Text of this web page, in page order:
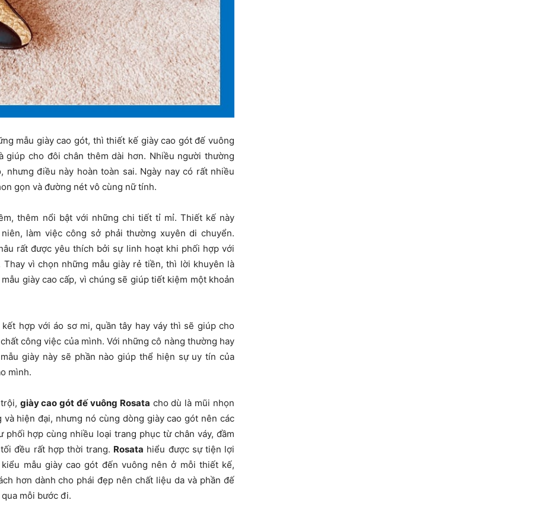
mẫu giày cao gót, thì thiết kế giày cao gót đế vuông
cho đôi chân thêm dài hơn. Nhiều người thường
điều này hoàn toàn sai. Ngày nay có rất nhiều
gọn và đường nét vô cùng nữ tính.
thêm nổi bật với những chi tiết tỉ mỉ. Thiết kế này
làm việc công sở phải thường xuyên di chuyển.
rất được yêu thích bởi sự linh hoạt khi phối hợp với
vì chọn những mẫu giày rẻ tiền, thì lời khuyên là
giày cao cấp, vì chúng sẽ giúp tiết kiệm một khoản
hợp với áo sơ mi, quần tây hay váy thì sẽ giúp cho
công việc của mình. Với những cô nàng thường hay
giày này sẽ phần nào giúp thể hiện sự uy tín của
mình.
giày cao gót đế vuông Rosata cho dù là mũi nhọn
hiện đại, nhưng nó cùng dòng giày cao gót nên các
hợp cùng nhiều loại trang phục từ chân váy, đầm
đều rất hợp thời trang. Rosata hiểu được sự tiện lợi
mẫu giày cao gót đến vuông nên ở mỗi thiết kế,
hơn dành cho phái đẹp nên chất liệu da và phần đế
mỗi bước đi.